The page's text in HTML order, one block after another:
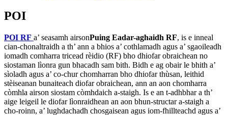
POI
POI RF a’ seasamh airsonPuing Eadar-aghaidh RF, is e inneal
cian-chonaltraidh a th’ ann a bhios a’ cothlamadh agus a’ sgaoileadh
iomadh comharra tricead rèidio (RF) bho dhiofar obraichean no
siostaman lìonra gun bhacadh sam bith. Bidh e ag obair le bhith a’
sìoladh agus a’ co-chur chomharran bho dhiofar thùsan, leithid
stèiseanan bunaiteach diofar obraichean, ann an aon chomharra
còmhla airson siostam còmhdaich a-staigh. Is e an t-adhbhar a th’
aige leigeil le diofar lìonraidhean an aon bhun-structar a-staigh a
cho-roinn, a’ lughdachadh chosgaisean agus iom-fhillteachd agus a’